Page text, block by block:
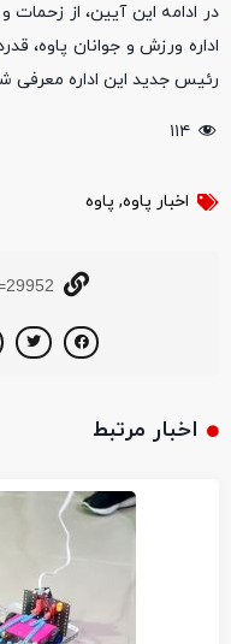
در ادامه این آیین، از
اداره ورزش و جوانان پاوه،
رئیس جدید این اداره معرفی
۱۱۴
اخبار پاوه, پاوه
اخبار مرتبط